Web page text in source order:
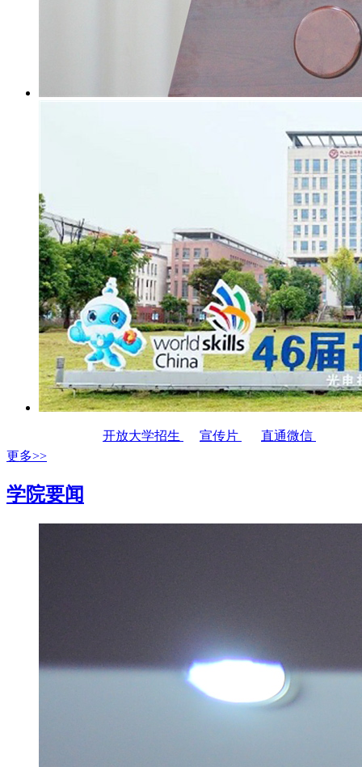
开放大学招生 宣传片
直通微信
更多>>
学院要闻